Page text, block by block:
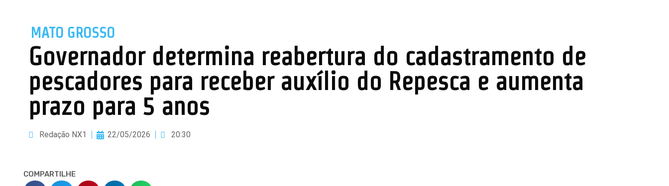
MATO GROSSO
Governador determina reabertura do cadastramento de
pescadores para receber auxílio do Repesca e aumenta
prazo para 5 anos
Redação NX1 22/05/2026 20:30
COMPARTILHE